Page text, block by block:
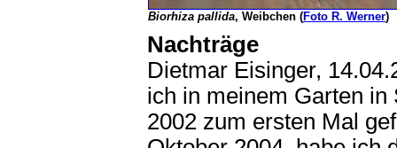
Biorhiza pallida, Weibchen (Foto R. Werner)
Nachträge
Dietmar Eisinger,
ich in meinem Garten
2002 zum ersten Mal